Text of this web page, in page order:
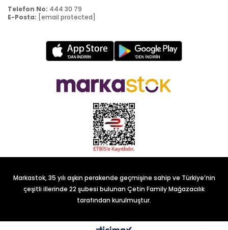
Telefon No: 444 30 79
E-Posta: [email protected]
Markastok, 35 yılı aşkın perakende geçmişine sahip ve Türkiye’nin
çeşitli illerinde 22 şubesi bulunan Çetin Family Mağazacılık
tarafından kurulmuştur.